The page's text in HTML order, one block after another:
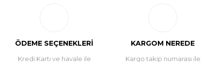
ÖDEME SEÇENEKLERİ
Kredi Kartı ve havale ile
KARGOM NEREDE
Kargo takip numarası ile